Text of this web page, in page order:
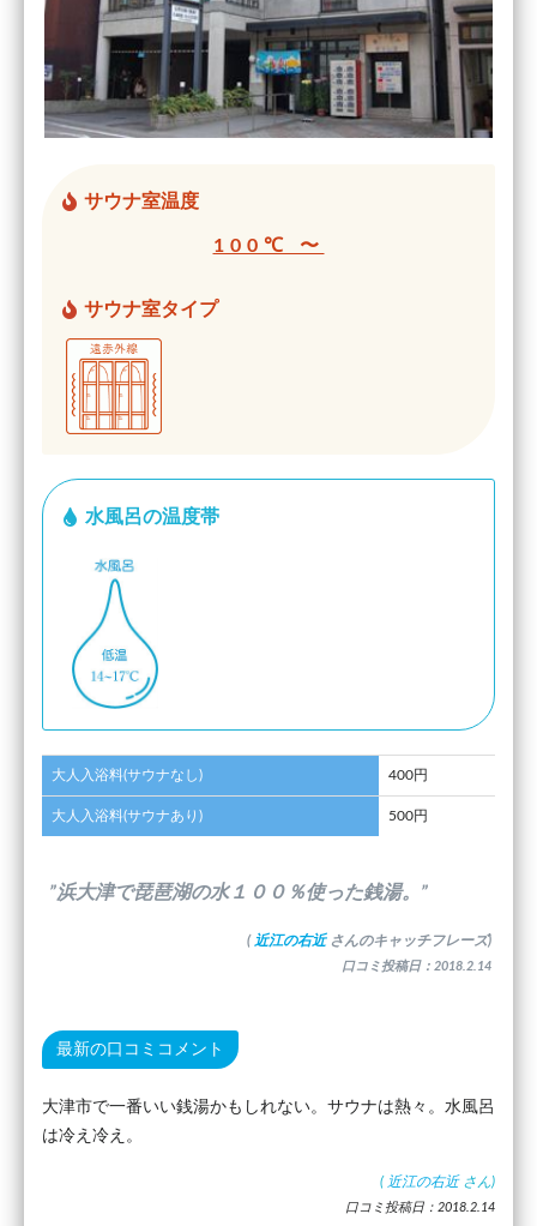
サウナ室温度
100℃ 〜
サウナ室タイプ
水風呂の温度帯
大人入浴料(サウナなし) 400円
大人入浴料(サウナあり) 500円
”浜大津で琵琶湖の水１００％使った銭湯。”
( 近江の右近 さんのキャッチフレーズ)
口コミ投稿日：2018.2.14
最新の口コミコメント
大津市で一番いい銭湯かもしれない。サウナは熱々。水風呂
は冷え冷え。
( 近江の右近 さん)
口コミ投稿日：2018.2.14